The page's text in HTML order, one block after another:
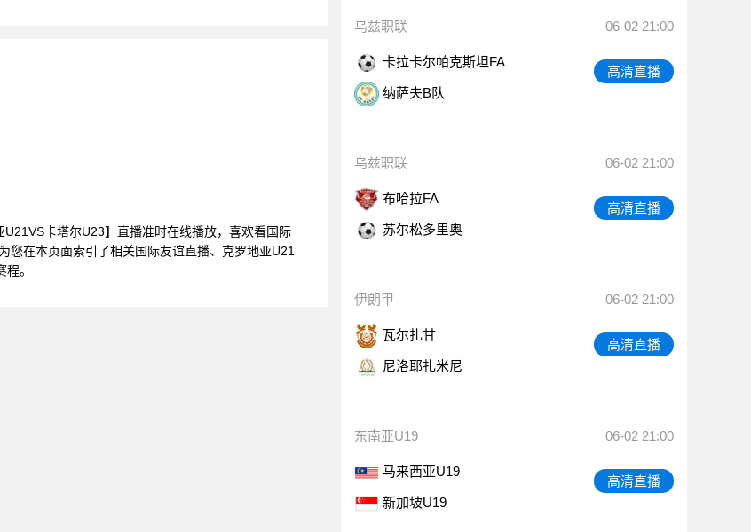
卡塔尔U23】直播准时在线播放，喜欢看国际
您在本页面索引了相关国际友谊直播、克罗地亚U21
。
乌兹职联 06-02 21:00
卡拉卡尔帕克斯坦FA
纳萨夫B队
高清直播
乌兹职联 06-02 21:00
布哈拉FA
苏尔松多里奥
高清直播
伊朗甲 06-02 21:00
瓦尔扎甘
尼洛耶扎米尼
高清直播
东南亚U19 06-02 21:00
马来西亚U19
新加坡U19
高清直播